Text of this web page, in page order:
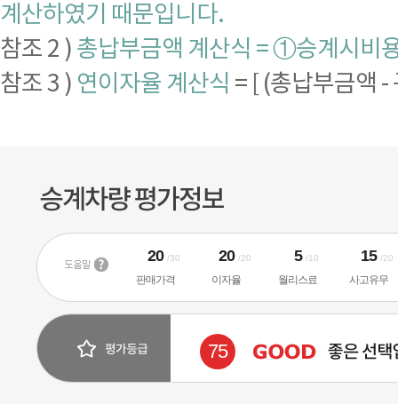
계산하였기 때문입니다.
참조 2 ) 총납부금액 계산식 = ①승계시비
참조 3 ) 연이자율 계산식 = [ (총납부금액 -
판매가격
20/30
이자율
20/20
월리스료
5 /10
사고유무
15/20
75